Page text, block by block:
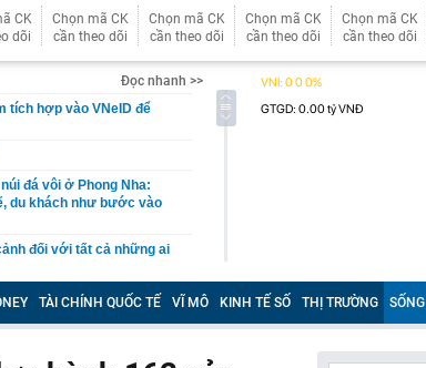
CK
dõi
Chọn mã CK
cần theo dõi
Chọn mã CK
cần theo dõi
Chọn mã CK
cần theo dõi
Chọn mã CK
cần theo dõi
Đọc nhanh >>
tích hợp vào VNeID để
đá vôi ở Phong Nha:
du khách như bước vào
đối với tất cả những ai
hạn chế
bài toán chống ngập ra
TÀI CHÍNH QUỐC TẾ VĨ MÔ KINH TẾ SỐ THỊ TRƯỜNG SỐNG